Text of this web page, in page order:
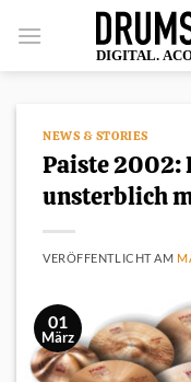
Inhalt
springen
NEWS & STORIES
Paiste 2002:
unsterblich
VERÖFFENTLICHT AM
01
März